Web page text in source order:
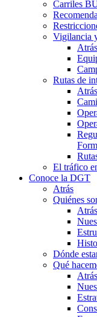
Carriles
Vigilancia
Atrás
Rutas de
Atrás
El tráfico
Conoce la DGT
Atrás
Quiénes
Atrás
Dónde
Qué
Atrás